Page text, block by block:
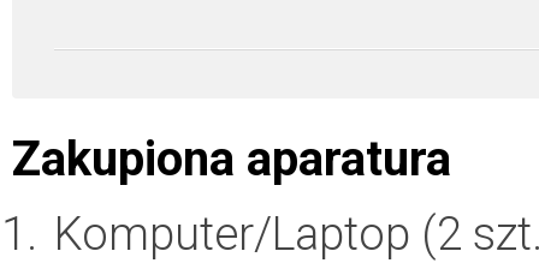
Zakupiona aparatura
Komputer/Laptop (2